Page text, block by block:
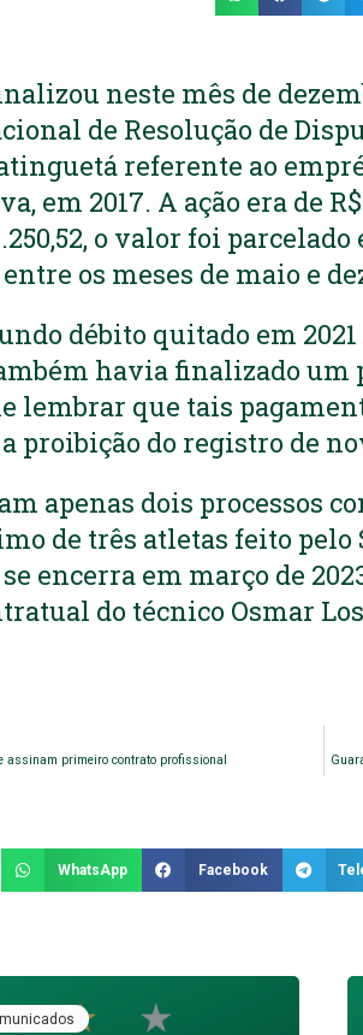
neste mês de
de Resolução de
referente ao
em 2017. A ação era de
o valor foi
os meses de maio e
débito quitado em
havia finalizado um
lembrar que tais
proibição do registro de
apenas dois processos
de três atletas feito pelo
encerra em março de
do técnico Osmar
assinam primeiro contrato profissional
WhatsApp Facebook